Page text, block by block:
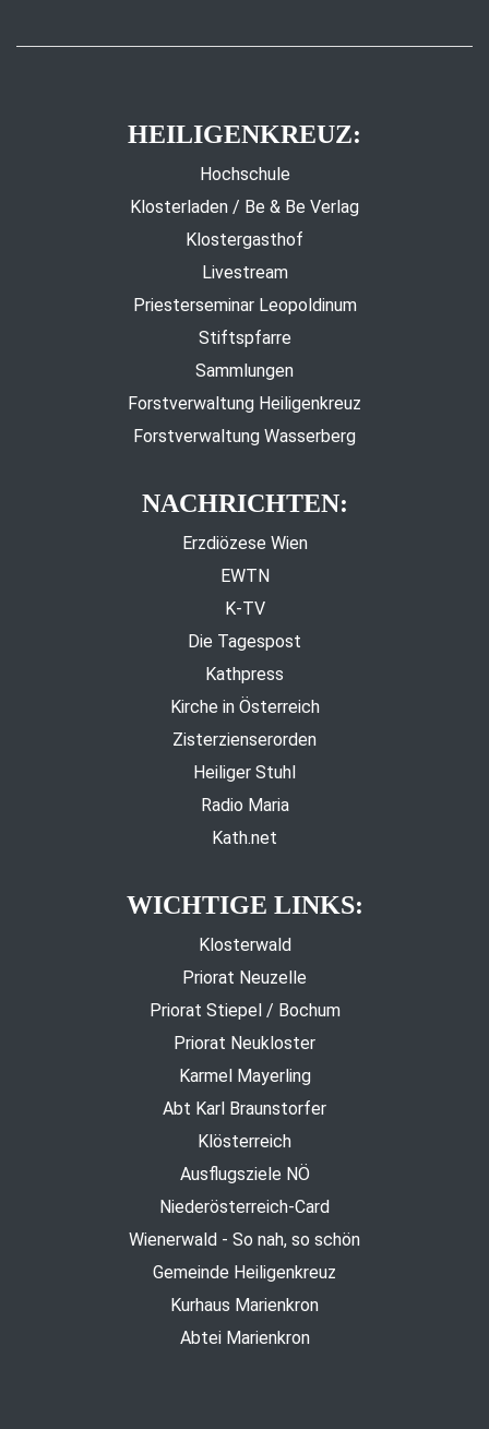
HEILIGENKREUZ:
Hochschule
Klosterladen / Be & Be Verlag
Klostergasthof
Livestream
Priesterseminar Leopoldinum
Stiftspfarre
Sammlungen
Forstverwaltung Heiligenkreuz
Forstverwaltung Wasserberg
NACHRICHTEN:
Erzdiözese Wien
EWTN
K-TV
Die Tagespost
Kathpress
Kirche in Österreich
Zisterzienserorden
Heiliger Stuhl
Radio Maria
Kath.net
WICHTIGE LINKS:
Klosterwald
Priorat Neuzelle
Priorat Stiepel / Bochum
Priorat Neukloster
Karmel Mayerling
Abt Karl Braunstorfer
Klösterreich
Ausflugsziele NÖ
Niederösterreich-Card
Wienerwald - So nah, so schön
Gemeinde Heiligenkreuz
Kurhaus Marienkron
Abtei Marienkron